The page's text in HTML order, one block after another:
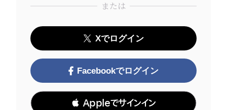
または
Xでログイン
Facebookでログイン
 Appleでサインイン